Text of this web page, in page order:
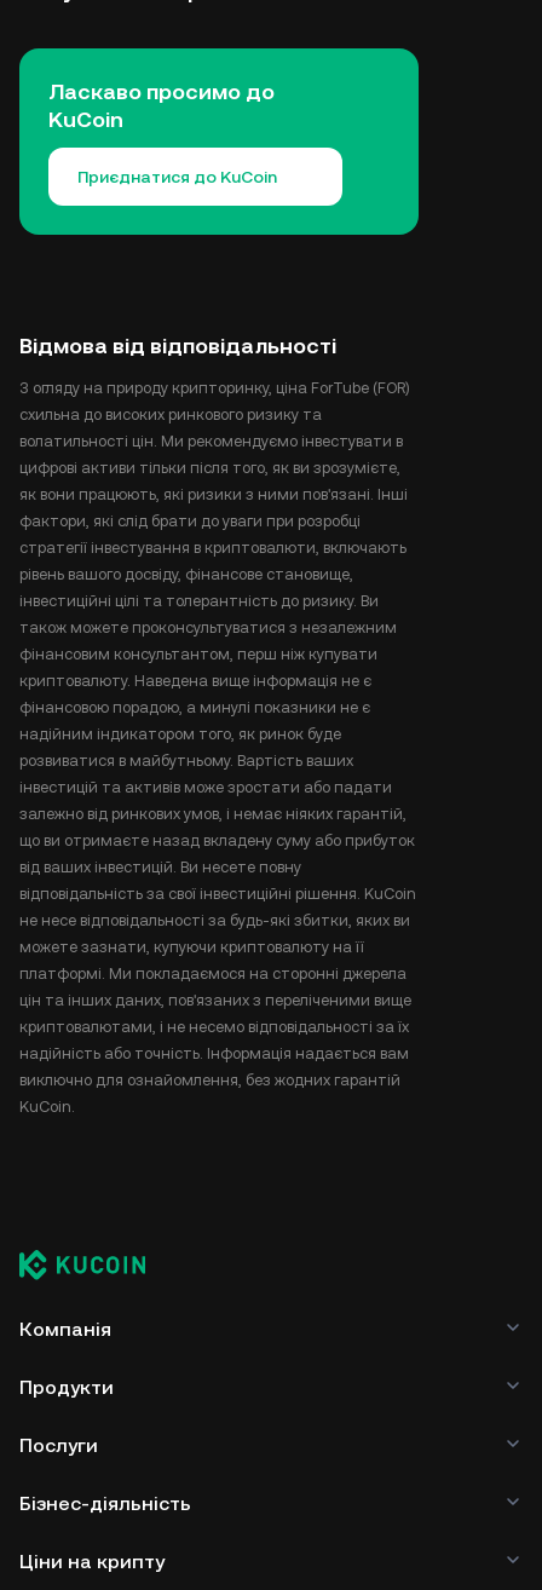
Ласкаво просимо до
KuCoin
Приєднатися до KuCoin
Відмова від відповідальності
З огляду на природу крипторинку, ціна ForTube (FOR)
схильна до високих ринкового ризику та
волатильності цін. Ми рекомендуємо інвестувати в
цифрові активи тільки після того, як ви зрозумієте,
як вони працюють, які ризики з ними пов'язані. Інші
фактори, які слід брати до уваги при розробці
стратегії інвестування в криптовалюти, включають
рівень вашого досвіду, фінансове становище,
інвестиційні цілі та толерантність до ризику. Ви
також можете проконсультуватися з незалежним
фінансовим консультантом, перш ніж купувати
криптовалюту. Наведена вище інформація не є
фінансовою порадою, а минулі показники не є
надійним індикатором того, як ринок буде
розвиватися в майбутньому. Вартість ваших
інвестицій та активів може зростати або падати
залежно від ринкових умов, і немає ніяких гарантій,
що ви отримаєте назад вкладену суму або прибуток
від ваших інвестицій. Ви несете повну
відповідальність за свої інвестиційні рішення. KuCoin
не несе відповідальності за будь-які збитки, яких ви
можете зазнати, купуючи криптовалюту на її
платформі. Ми покладаємося на сторонні джерела
цін та інших даних, пов'язаних з переліченими вище
криптовалютами, і не несемо відповідальності за їх
надійність або точність. Інформація надається вам
виключно для ознайомлення, без жодних гарантій
KuCoin.
Компанія
Продукти
Послуги
Бізнес-діяльність
Ціни на крипту